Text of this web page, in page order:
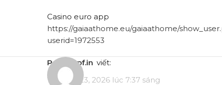
Casino euro app
https://gaiaathome.eu/gaiaathome/
userid=1972553
pads.zapf.in viết:
Tháng 5 23, 2026 lúc 7:37 sáng